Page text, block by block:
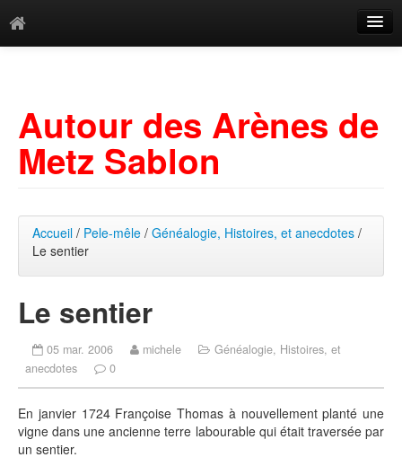
Mots-clés
Autour des Arènes de
Metz Sablon
Accueil / Pele-mêle / Généalogie, Histoires, et anecdotes /
Le sentier
Le sentier
05 mar. 2006 michele
Généalogie, Histoires, et
anecdotes
0
En janvier 1724 Françoise Thomas à nouvellement planté une
vigne dans une ancienne terre labourable qui était traversée par
un sentier.